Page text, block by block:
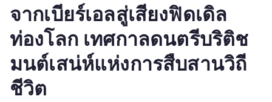
จากเบียร์เอลสู่เสียงฟิดเดิล
ท่องโลก เทศกาลดนตรีบริติช
มนต์เสน่ห์แห่งการสืบสานวิถี
ชีวิต